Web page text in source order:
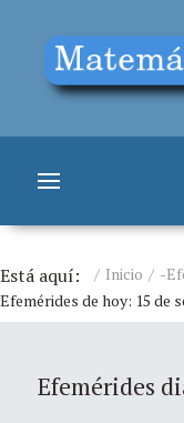
Está aquí: Inicio
-
Efemérides de hoy: 15 de
Efemérides